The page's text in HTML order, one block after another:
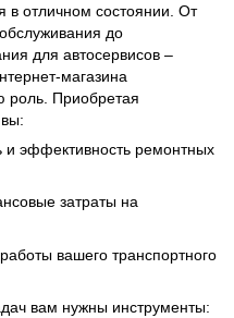
в отличном состоянии. От
до
для автосервисов –
магазина
роль. Приобретая
и эффективность ремонтных
затраты на
вашего транспортного
вам нужны инструменты: